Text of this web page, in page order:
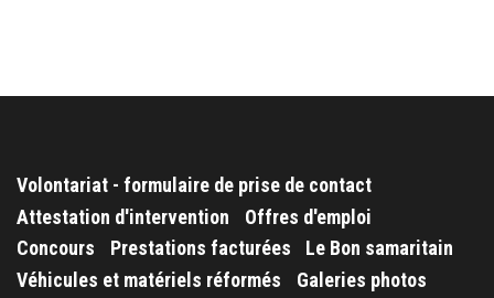
Volontariat - formulaire de prise de contact
Attestation d'intervention
Offres d'emploi
Concours
Prestations facturées
Le Bon samaritain
Véhicules et matériels réformés
Galeries photos